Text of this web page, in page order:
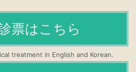
票はこちら
treatment in English and Korean.